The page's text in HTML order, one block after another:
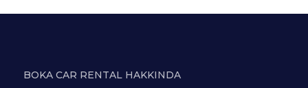
BOKA CAR RENTAL HAKKINDA